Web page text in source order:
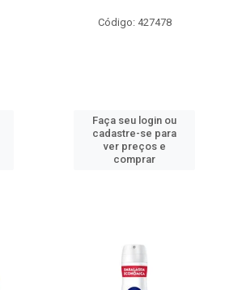
Código: 427478
Faça seu login ou
cadastre-se para
ver preços e
comprar